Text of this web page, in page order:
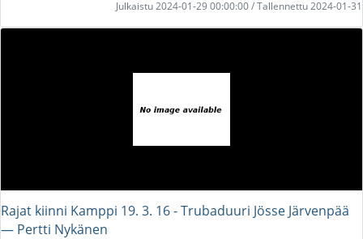
Julkaistu 2024-01-29 00:00:00 / Tallennettu 2024-01-31
Rajat kiinni Kamppi 19. 3. 16 - Trubaduuri Jösse Järvenpää
― Pertti Nykänen